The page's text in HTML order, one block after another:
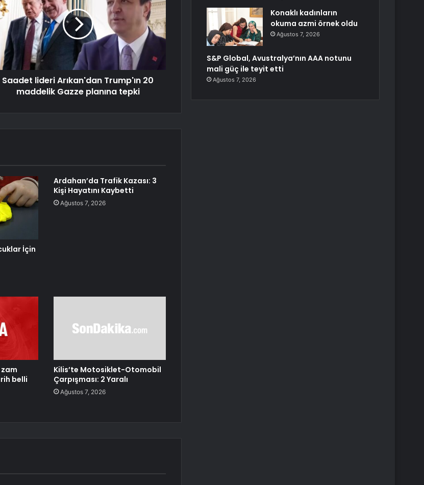
Saadet lideri Arıkan'dan Trump'ın 20
maddelik Gazze planına tepki
İçin
Ardahan’da Trafik Kazası: 3
Kişi Hayatını Kaybetti
Ağustos 7, 2026
belli
Kilis’te Motosiklet-Otomobil
Çarpışması: 2 Yaralı
Ağustos 7, 2026
Konaklı kadınların
okuma azmi örnek oldu
Ağustos 7, 2026
S&P Global, Avustralya’nın AAA notunu
mali güç ile teyit etti
Ağustos 7, 2026